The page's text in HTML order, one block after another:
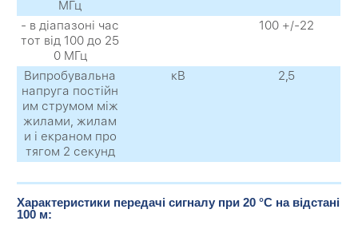
МГц
- в діапазоні час
тот від 100 до 25
0 МГц
100 +/-22
Випробувальна
напруга постійн
им струмом між
жилами, жилам
и і екраном про
тягом 2 секунд
кВ 2,5
Характеристики передачі сигналу при 20 °C на відстані
100 м: